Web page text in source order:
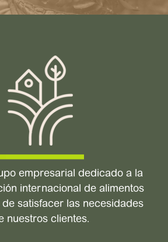
empresarial dedicado a la
internacional de alimentos
satisfacer las necesidades
nuestros clientes.